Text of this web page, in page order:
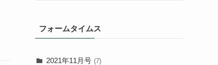
フォームタイムス
2021年11月号 (7)